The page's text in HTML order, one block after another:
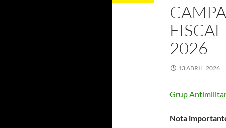
2026
13 ABRIL, 2026
Grup
Nota